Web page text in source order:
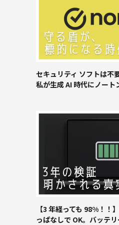
セキュリティ ソフトは
私が生成 AI 時代にノート
【3 年経っても 98%！
っぱなしで OK。バッテ